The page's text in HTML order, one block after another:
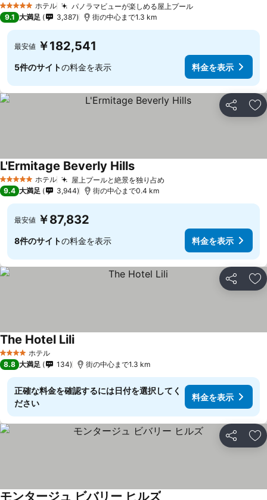
5 ホテルのランク
ホテル パノラマビューが楽しめる屋上プール
9.1 大満足 3,387 街の中心まで1.3 km
最安値 ￥182,541
5件のサイトの料金を表示 料金を表示
シェア お
5 ホテルのランク
ホテル 屋上プールと絶景を独り占め
L'Ermitage Beverly Hills
9.4 大満足 3,944 街の中心まで0.4 km
最安値 ￥87,832
8件のサイトの料金を表示 料金を表示
シェア お
4 ホテルのランク
ホテル
The Hotel Lili
8.8 大満足 134 街の中心まで1.3 km
正確な料金を確認するには日付を選択してく
ださい
料金を表示
シェア お
モンタージュ ビバリー ヒルズ